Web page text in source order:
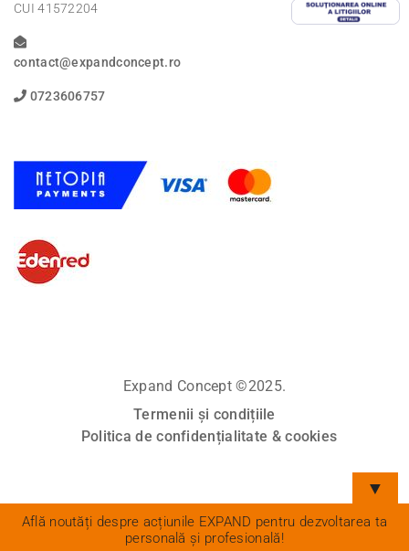
CUI 41572204
contact@expandconcept.ro
0723606757
Expand Concept ©2025.
Termenii și condițiile
Politica de confidențialitate & cookies
▼
Află noutăți despre acțiunile EXPAND pentru dezvoltarea ta
personală și profesională!